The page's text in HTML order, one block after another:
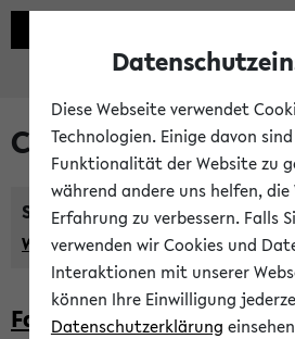
Courses taught in
Semester:
WiSe 2026/2027 SoSe 2026
Faculty of Biology
Diese Webseite verwendet
Technologien. Einige davon
Funktionalität der Website zu
während andere uns helfen,
Erfahrung zu verbessern. Falls
verwenden wir Cookies und
Interaktionen mit unserer
können Ihre Einwilligung
Datenschutzerklärung